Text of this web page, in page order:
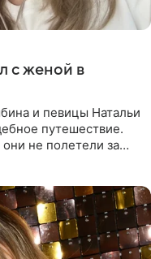
с женой в
и певицы Натальи
путешествие.
они не полетели за